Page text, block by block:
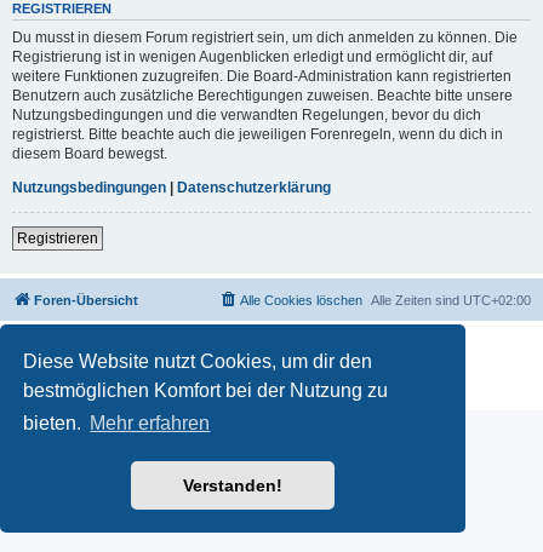
Diese Website nutzt Cookies, um dir den
bestmöglichen Komfort bei der Nutzung zu
bieten. Mehr erfahren
Verstanden!
REGISTRIEREN
Du musst in diesem Forum registriert sein, um dich anmelden zu können. Die
Registrierung ist in wenigen Augenblicken erledigt und ermöglicht dir, auf
weitere Funktionen zuzugreifen. Die Board-Administration kann registrierten
Benutzern auch zusätzliche Berechtigungen zuweisen. Beachte bitte unsere
Nutzungsbedingungen und die verwandten Regelungen, bevor du dich
registrierst. Bitte beachte auch die jeweiligen Forenregeln, wenn du dich in
diesem Board bewegst.
Nutzungsbedingungen | Datenschutzerklärung
Registrieren
Foren-Übersicht Alle Zeiten sind UTC+02:00
Alle Cookies löschen
Deutsche Übersetzung durch
phpBB.de
Datenschutz|Nutzungsbedingungen